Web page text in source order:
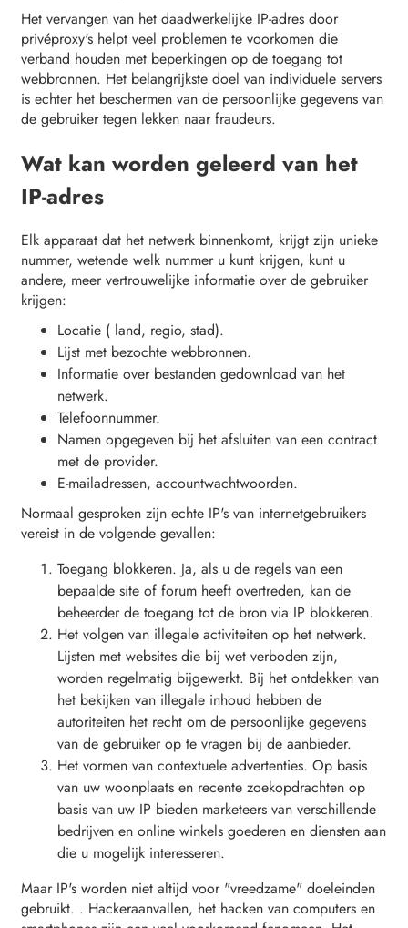
Het vervangen van het daadwerkelijke IP-adres door
privéproxy's helpt veel problemen te voorkomen die
verband houden met beperkingen op de toegang tot
webbronnen. Het belangrijkste doel van individuele servers
is echter het beschermen van de persoonlijke gegevens van
de gebruiker tegen lekken naar fraudeurs.
Wat kan worden geleerd van het
IP-adres
Elk apparaat dat het netwerk binnenkomt, krijgt zijn unieke
nummer, wetende welk nummer u kunt krijgen, kunt u
andere, meer vertrouwelijke informatie over de gebruiker
krijgen:
Locatie ( land, regio, stad).
Lijst met bezochte webbronnen.
Informatie over bestanden gedownload van het
netwerk.
Telefoonnummer.
Namen opgegeven bij het afsluiten van een contract
met de provider.
E-mailadressen, accountwachtwoorden.
Normaal gesproken zijn echte IP's van internetgebruikers
vereist in de volgende gevallen:
Toegang blokkeren. Ja, als u de regels van een
bepaalde site of forum heeft overtreden, kan de
beheerder de toegang tot de bron via IP blokkeren.
Het volgen van illegale activiteiten op het netwerk.
Lijsten met websites die bij wet verboden zijn,
worden regelmatig bijgewerkt. Bij het ontdekken van
het bekijken van illegale inhoud hebben de
autoriteiten het recht om de persoonlijke gegevens
van de gebruiker op te vragen bij de aanbieder.
Het vormen van contextuele advertenties. Op basis
van uw woonplaats en recente zoekopdrachten op
basis van uw IP bieden marketeers van verschillende
bedrijven en online winkels goederen en diensten aan
die u mogelijk interesseren.
Maar IP's worden niet altijd voor "vreedzame" doeleinden
gebruikt. . Hackeraanvallen, het hacken van computers en